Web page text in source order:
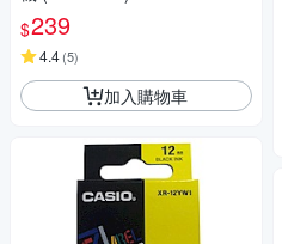
$239
4.4(5)
加入購物車